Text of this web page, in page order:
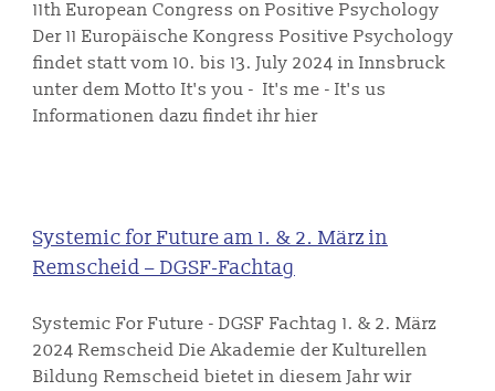
11th European Congress on Positive Psychology
Der 11 Europäische Kongress Positive Psychology
findet statt vom 10. bis 13. July 2024 in Innsbruck
unter dem Motto It's you - It's me - It's us
Informationen dazu findet ihr hier
Systemic for Future am 1. & 2. März in
Remscheid – DGSF-Fachtag
Systemic For Future - DGSF Fachtag 1. & 2. März
2024 Remscheid Die Akademie der Kulturellen
Bildung Remscheid bietet in diesem Jahr wir